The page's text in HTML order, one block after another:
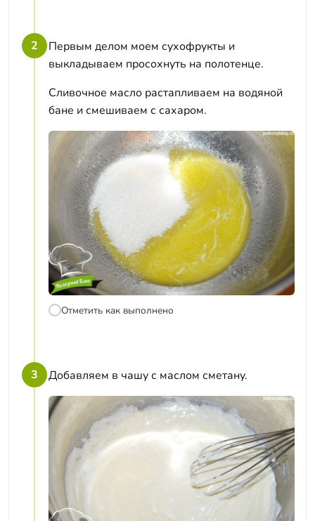
2
Первым делом моем сухофрукты и
выкладываем просохнуть на полотенце.
Сливочное масло растапливаем на водяной
бане и смешиваем с сахаром.
Отметить как выполнено
3 Добавляем в чашу с маслом сметану.